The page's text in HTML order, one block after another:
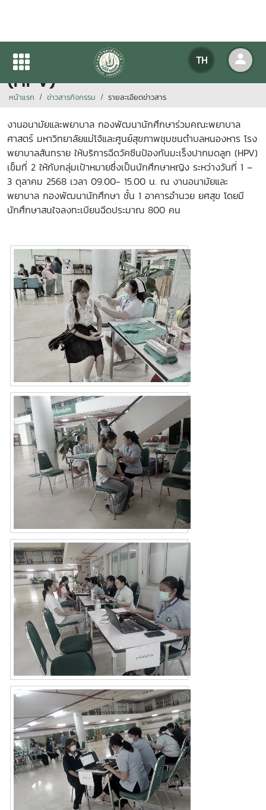
TH
ฉีดวัคซีนป้องกันมะเร็งปากมดลุก
(HPV)
หน้าแรก ข่าวสารกิจกรรม รายละเอียดข่าวสาร
งานอนามัยและพยาบาล กองพัฒนานักศึกษาร่วมคณะพยาบาล
ศาสตร์ มหาวิทยาลัยแม่โจ้และศูนย์สุขภาพชุมชนตำบลหนองหาร โรง
พยาบาลสันทราย ให้บริการฉีดวัคซีนป้องกันมะเร็งปากมดลูก (HPV)
เข็มที่ 2 ให้กับกลุ่มเป้าหมายซึ่งเป็นนักศึกษาหญิง ระหว่างวันที่ 1 –
3 ตุลาคม 2568 เวลา 09.00- 15.00 น. ณ งานอนามัยและ
พยาบาล กองพัฒนานักศึกษา ชั้น 1 อาคารอำนวย ยศสุข โดยมี
นักศึกษาสนใจลงทะเบียนฉีดประมาณ 800 คน